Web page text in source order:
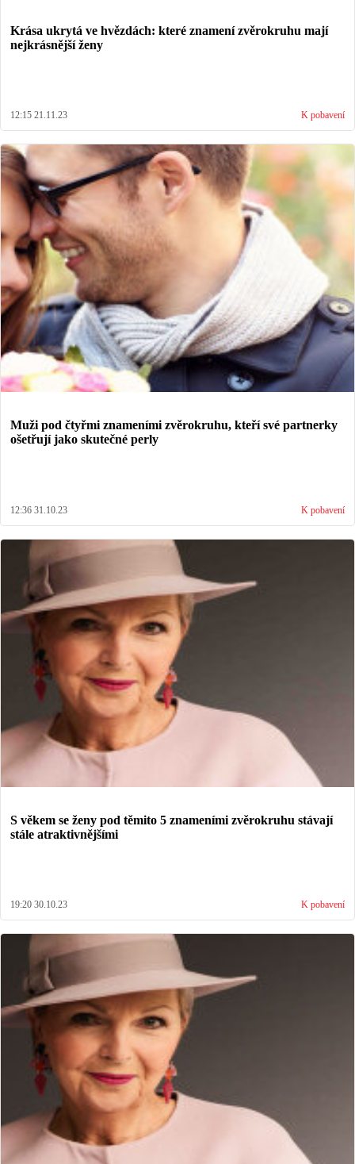
Krása ukrytá ve hvězdách: které znamení zvěrokruhu mají
nejkrásnější ženy
12:15 21.11.23 K pobavení
Muži pod čtyřmi znameními zvěrokruhu, kteří své partnerky
ošetřují jako skutečné perly
12:36 31.10.23 K pobavení
S věkem se ženy pod těmito 5 znameními zvěrokruhu stávají
stále atraktivnějšími
19:20 30.10.23 K pobavení